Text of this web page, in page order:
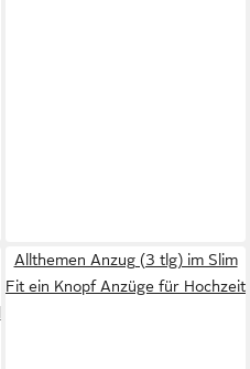
Allthemen Anzug (3 tlg) im Slim
Fit ein Knopf Anzüge für Hochzeit